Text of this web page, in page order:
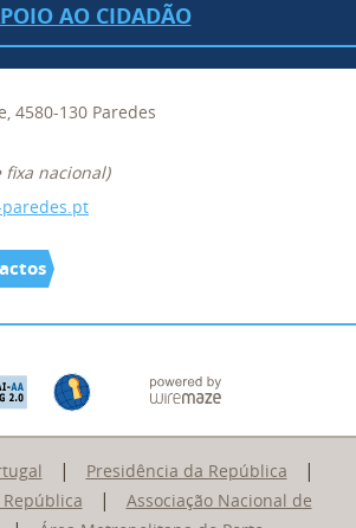
AO CIDADÃO
4580-130 Paredes
fixa nacional)
| Presidência da República |
|
Associação Nacional de